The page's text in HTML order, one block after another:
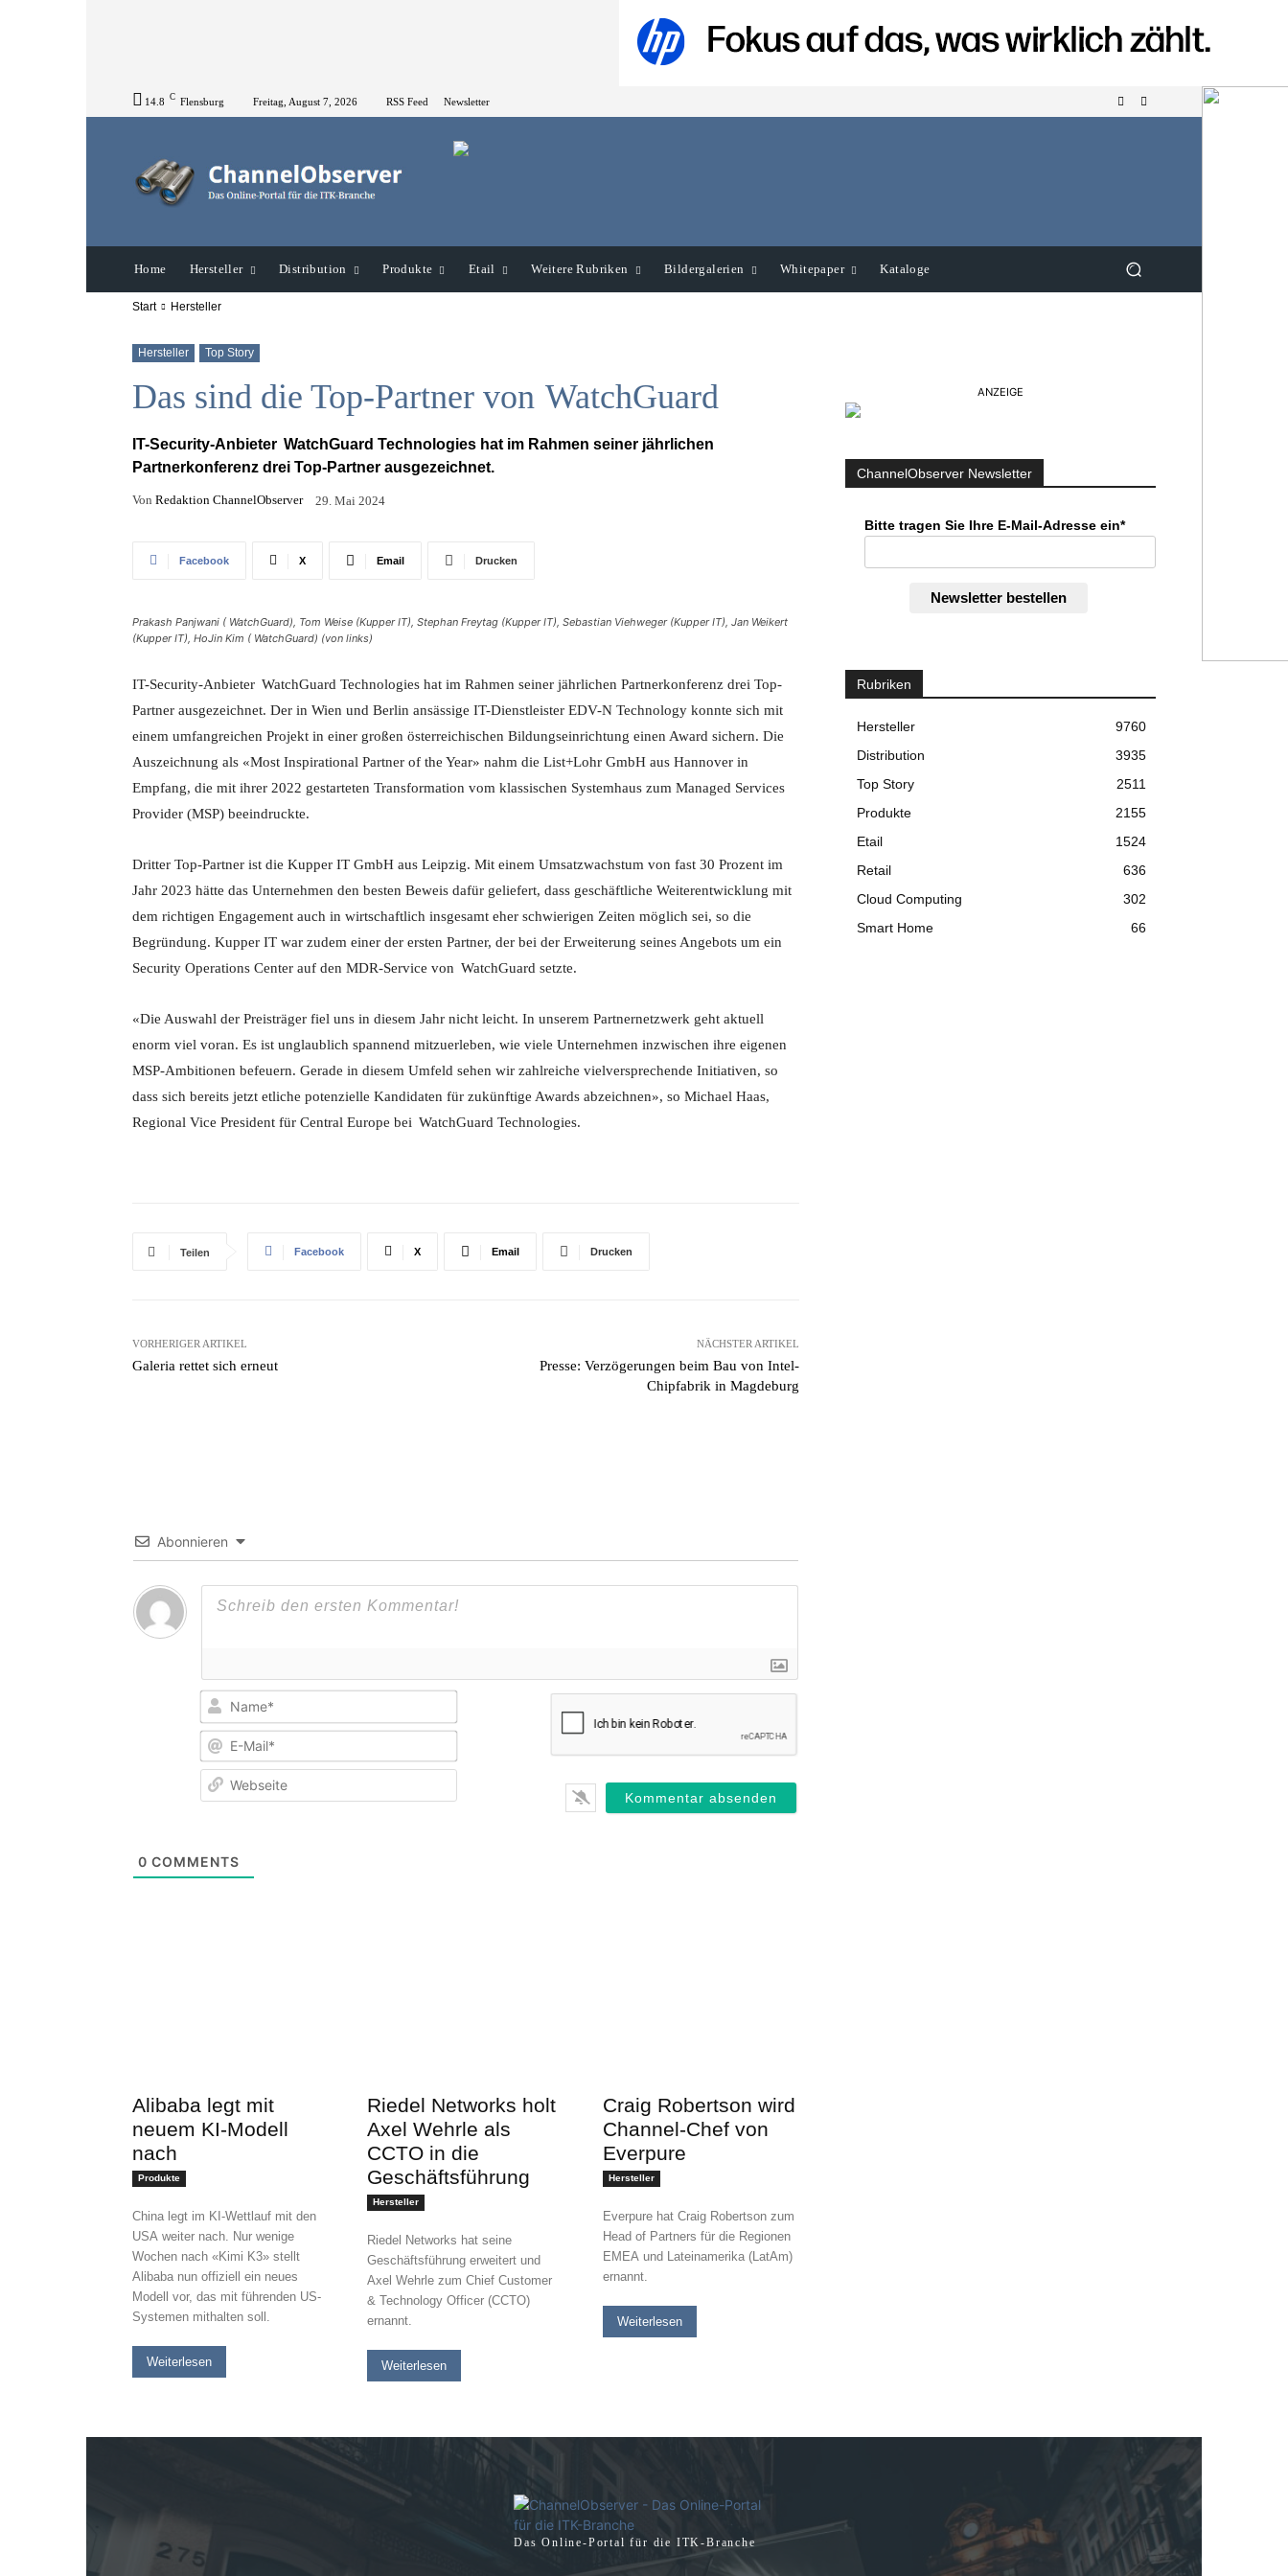
14.8 C Flensburg Freitag, August 7, 2026 RSS Feed Newsletter
Home Hersteller Distribution Produkte Etail Weitere Rubriken Bildergalerien Whitepaper Kataloge
Start Hersteller
Hersteller Top Story
Das sind die Top-Partner von WatchGuard
IT-Security-Anbieter WatchGuard Technologies hat im Rahmen seiner jährlichen
Partnerkonferenz drei Top-Partner ausgezeichnet.
Von Redaktion ChannelObserver 29. Mai 2024
Facebook X Email Drucken
Prakash Panjwani ( WatchGuard), Tom Weise (Kupper IT), Stephan Freytag (Kupper IT), Sebastian Viehweger (Kupper IT), Jan Weikert
(Kupper IT), HoJin Kim ( WatchGuard) (von links)
IT-Security-Anbieter WatchGuard Technologies hat im Rahmen seiner jährlichen Partnerkonferenz drei Top-
Partner ausgezeichnet. Der in Wien und Berlin ansässige IT-Dienstleister EDV-N Technology konnte sich mit
einem umfangreichen Projekt in einer großen österreichischen Bildungseinrichtung einen Award sichern. Die
Auszeichnung als «Most Inspirational Partner of the Year» nahm die List+Lohr GmbH aus Hannover in
Empfang, die mit ihrer 2022 gestarteten Transformation vom klassischen Systemhaus zum Managed Services
Provider (MSP) beeindruckte.
Dritter Top-Partner ist die Kupper IT GmbH aus Leipzig. Mit einem Umsatzwachstum von fast 30 Prozent im
Jahr 2023 hätte das Unternehmen den besten Beweis dafür geliefert, dass geschäftliche Weiterentwicklung mit
dem richtigen Engagement auch in wirtschaftlich insgesamt eher schwierigen Zeiten möglich sei, so die
Begründung. Kupper IT war zudem einer der ersten Partner, der bei der Erweiterung seines Angebots um ein
Security Operations Center auf den MDR-Service von WatchGuard setzte.
«Die Auswahl der Preisträger fiel uns in diesem Jahr nicht leicht. In unserem Partnernetzwerk geht aktuell
enorm viel voran. Es ist unglaublich spannend mitzuerleben, wie viele Unternehmen inzwischen ihre eigenen
MSP-Ambitionen befeuern. Gerade in diesem Umfeld sehen wir zahlreiche vielversprechende Initiativen, so
dass sich bereits jetzt etliche potenzielle Kandidaten für zukünftige Awards abzeichnen», so Michael Haas,
Regional Vice President für Central Europe bei WatchGuard Technologies.
Teilen Facebook X Email Drucken
VORHERIGER ARTIKEL
Galeria rettet sich erneut
NÄCHSTER ARTIKEL
Presse: Verzögerungen beim Bau von Intel-
Chipfabrik in Magdeburg
Abonnieren
Name*
E-
0 COMMENTS
Alibaba legt mit
neuem KI-Modell
nach
Produkte
China legt im KI-Wettlauf mit den
USA weiter nach. Nur wenige
Wochen nach «Kimi K3» stellt
Alibaba nun offiziell ein neues
Modell vor, das mit führenden US-
Systemen mithalten soll.
Weiterlesen
Riedel Networks holt
Axel Wehrle als
CCTO in die
Geschäftsführung
Hersteller
Riedel Networks hat seine
Geschäftsführung erweitert und
Axel Wehrle zum Chief Customer
& Technology Officer (CCTO)
ernannt.
Weiterlesen
Craig Robertson wird
Channel-Chef von
Everpure
Hersteller
Everpure hat Craig Robertson zum
Head of Partners für die Regionen
EMEA und Lateinamerika (LatAm)
ernannt.
Weiterlesen
ANZEIGE
ChannelObserver Newsletter
Bitte tragen Sie Ihre E-Mail-Adresse ein*
Newsletter bestellen
Rubriken
Hersteller
9760
Distribution
3935
Top Story
2511
Produkte
2155
Etail
1524
Retail
636
Cloud Computing
302
Smart Home
66
Das Online-Portal für die ITK-Branche